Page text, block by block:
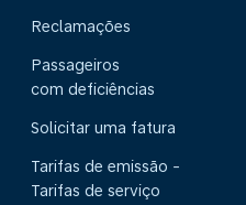
Reclamações
Passageiros
com deficiências
Solicitar uma fatura
Tarifas de emissão -
Tarifas de serviço